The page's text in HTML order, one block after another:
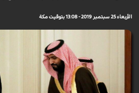
الأربعاء 25 سبتمبر 2019 - 13:08 بتوقيت مكة